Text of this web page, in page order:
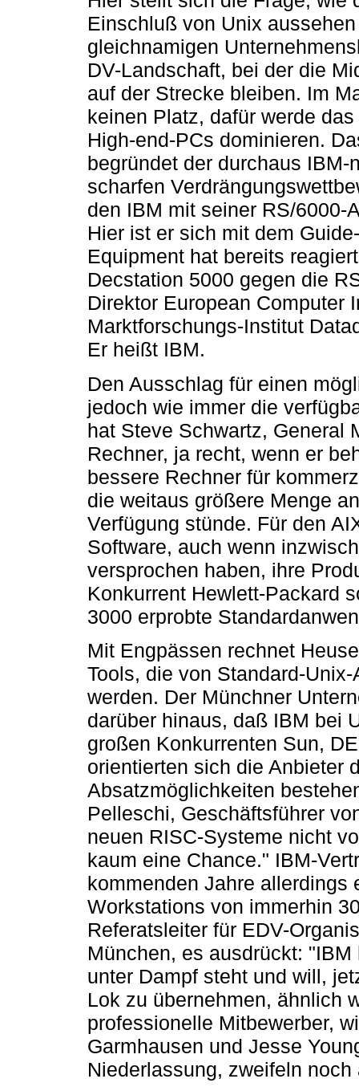
Einschluß von Unix
gleichnamigen
DV-Landschaft, bei der die
auf der Strecke bleiben. Im
keinen Platz, dafür werde
High-end-PCs dominieren.
begründet der durchaus
scharfen
den IBM mit seiner RS/6000-
Hier ist er sich mit dem
Equipment hat bereits
Decstation 5000 gegen die
Direktor European Computer
Marktforschungs-Institut
Er heißt IBM.
Den Ausschlag für einen
jedoch wie immer die
hat Steve Schwartz, General
Rechner, ja recht, wenn er
bessere Rechner für
die weitaus größere Menge
Verfügung stünde. Für den
Software, auch wenn
versprochen haben, ihre
Konkurrent Hewlett-Packard
3000 erprobte
Mit Engpässen rechnet
Tools, die von Standard-
werden. Der Münchner
darüber hinaus, daß IBM bei
großen Konkurrenten Sun,
orientierten sich die Anbieter
Absatzmöglichkeiten
Pelleschi, Geschäftsführer
neuen RISC-Systeme nicht
kaum eine Chance." IBM-
kommenden Jahre allerdings
Workstations von immerhin
Referatsleiter für EDV-
München, es ausdrückt:
unter Dampf steht und will,
Lok zu übernehmen, ähnlich
professionelle Mitbewerber,
Garmhausen und Jesse
Niederlassung, zweifeln